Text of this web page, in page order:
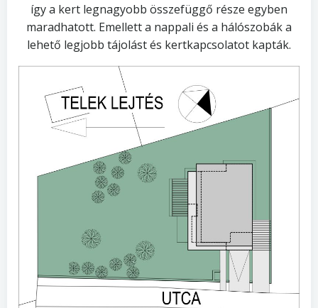
így a kert legnagyobb összefüggő része egyben
maradhatott. Emellett a nappali és a hálószobák a
lehető legjobb tájolást és kertkapcsolatot kapták.